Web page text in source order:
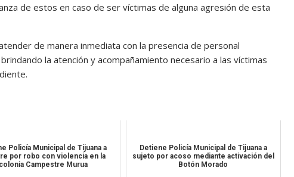
de estos en caso de ser víctimas de alguna agresión de esta
de manera inmediata con la presencia de personal
la atención y acompañamiento necesario a las víctimas
Policía Municipal de Tijuana a
por robo con violencia en la
colonia Campestre Murua
Detiene Policía Municipal de Tijuana a
sujeto por acoso mediante activación del
Botón Morado